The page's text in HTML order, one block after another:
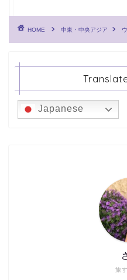
HOME 中東・中央アジア
Japanese
旅